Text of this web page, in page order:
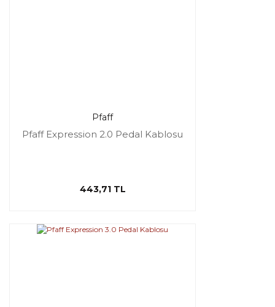
Pfaff
Pfaff Expression 2.0 Pedal Kablosu
443,71 TL